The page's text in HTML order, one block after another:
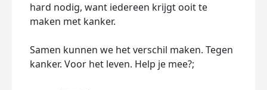
hard nodig, want iedereen krijgt ooit te
maken met kanker.
Samen kunnen we het verschil maken. Tegen
kanker. Voor het leven. Help je mee?;